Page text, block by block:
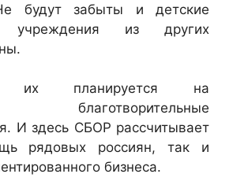
будут забыты и детские
учреждения из других
их планируется на
благотворительные
И здесь СБОР рассчитывает
рядовых россиян, так и
бизнеса.